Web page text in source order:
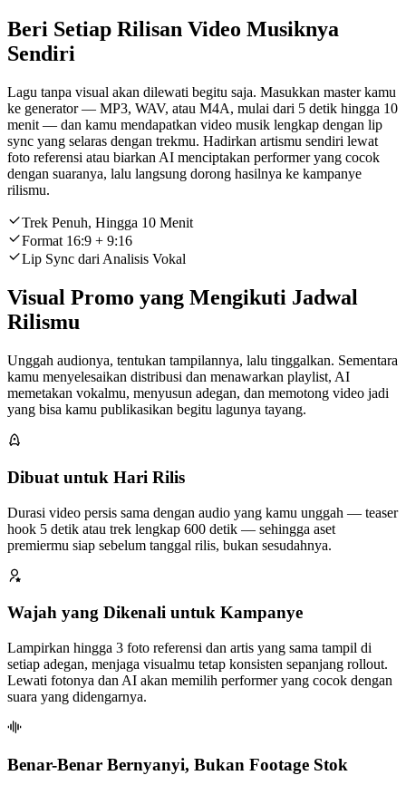
Beri Setiap Rilisan Video Musiknya
Sendiri
Lagu tanpa visual akan dilewati begitu saja. Masukkan master kamu
ke generator — MP3, WAV, atau M4A, mulai dari 5 detik hingga 10
menit — dan kamu mendapatkan video musik lengkap dengan lip
sync yang selaras dengan trekmu. Hadirkan artismu sendiri lewat
foto referensi atau biarkan AI menciptakan performer yang cocok
dengan suaranya, lalu langsung dorong hasilnya ke kampanye
rilismu.
Trek Penuh, Hingga 10 Menit
Format 16:9 + 9:16
Lip Sync dari Analisis Vokal
Visual Promo yang Mengikuti Jadwal
Rilismu
Unggah audionya, tentukan tampilannya, lalu tinggalkan. Sementara
kamu menyelesaikan distribusi dan menawarkan playlist, AI
memetakan vokalmu, menyusun adegan, dan memotong video jadi
yang bisa kamu publikasikan begitu lagunya tayang.
Dibuat untuk Hari Rilis
Durasi video persis sama dengan audio yang kamu unggah — teaser
hook 5 detik atau trek lengkap 600 detik — sehingga aset
premiermu siap sebelum tanggal rilis, bukan sesudahnya.
Wajah yang Dikenali untuk Kampanye
Lampirkan hingga 3 foto referensi dan artis yang sama tampil di
setiap adegan, menjaga visualmu tetap konsisten sepanjang rollout.
Lewati fotonya dan AI akan memilih performer yang cocok dengan
suara yang didengarnya.
Benar-Benar Bernyanyi, Bukan Footage Stok